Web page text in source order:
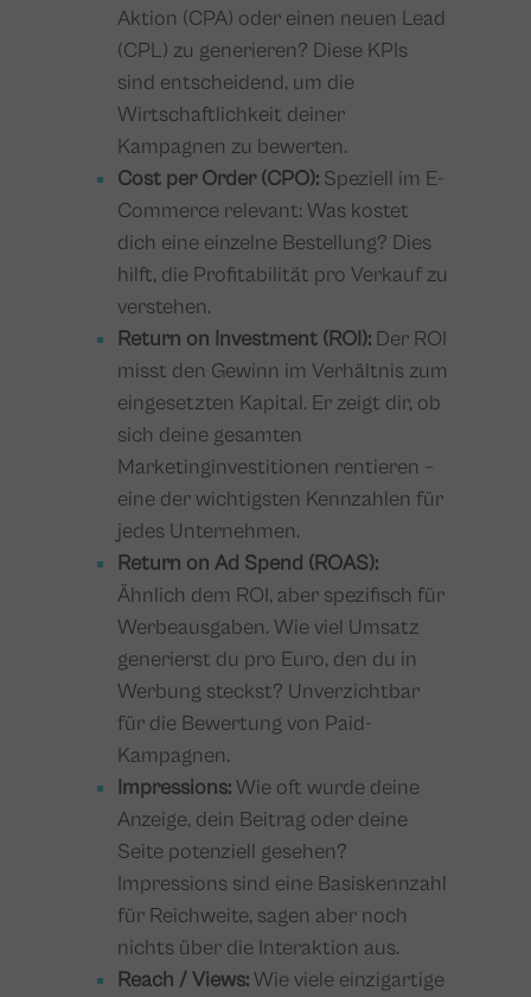
Aktion (CPA) oder einen neuen Lead
(CPL) zu generieren? Diese KPIs
sind entscheidend, um die
Wirtschaftlichkeit deiner
Kampagnen zu bewerten.
Cost per Order (CPO): Speziell im E-
Commerce relevant: Was kostet
dich eine einzelne Bestellung? Dies
hilft, die Profitabilität pro Verkauf zu
verstehen.
Return on Investment (ROI): Der ROI
misst den Gewinn im Verhältnis zum
eingesetzten Kapital. Er zeigt dir, ob
sich deine gesamten
Marketinginvestitionen rentieren –
eine der wichtigsten Kennzahlen für
jedes Unternehmen.
Return on Ad Spend (ROAS):
Ähnlich dem ROI, aber spezifisch für
Werbeausgaben. Wie viel Umsatz
generierst du pro Euro, den du in
Werbung steckst? Unverzichtbar
für die Bewertung von Paid-
Kampagnen.
Impressions:Wie oft wurde deine
Anzeige, dein Beitrag oder deine
Seite potenziell gesehen?
Impressions sind eine Basiskennzahl
für Reichweite, sagen aber noch
nichts über die Interaktion aus.
Reach / Views:Wie viele einzigartige